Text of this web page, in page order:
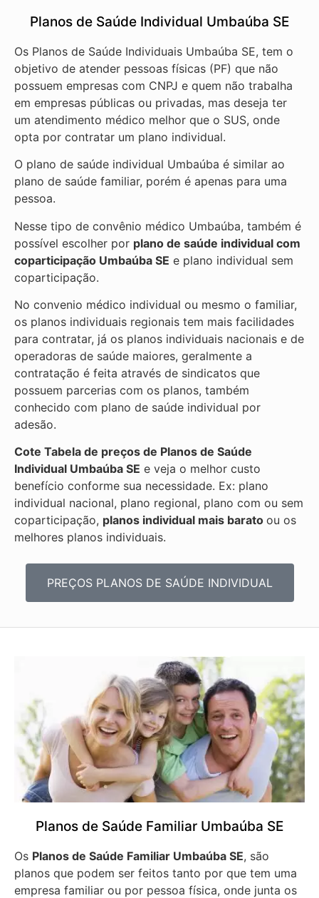
Planos de Saúde Individual Umbaúba SE
Os Planos de Saúde Individuais Umbaúba SE, tem o
objetivo de atender pessoas físicas (PF) que não
possuem empresas com CNPJ e quem não trabalha
em empresas públicas ou privadas, mas deseja ter
um atendimento médico melhor que o SUS, onde
opta por contratar um plano individual.
O plano de saúde individual Umbaúba é similar ao
plano de saúde familiar, porém é apenas para uma
pessoa.
Nesse tipo de convênio médico Umbaúba, também é
possível escolher por plano de saúde individual com
coparticipação Umbaúba SE e plano individual sem
coparticipação.
No convenio médico individual ou mesmo o familiar,
os planos individuais regionais tem mais facilidades
para contratar, já os planos individuais nacionais e de
operadoras de saúde maiores, geralmente a
contratação é feita através de sindicatos que
possuem parcerias com os planos, também
conhecido com plano de saúde individual por
adesão.
Cote Tabela de preços de Planos de Saúde
Individual Umbaúba SE e veja o melhor custo
benefício conforme sua necessidade. Ex: plano
individual nacional, plano regional, plano com ou sem
coparticipação, planos individual mais barato ou os
melhores planos individuais.
PREÇOS PLANOS DE SAÚDE INDIVIDUAL
Planos de Saúde Familiar Umbaúba SE
Os Planos de Saúde Familiar Umbaúba SE, são
planos que podem ser feitos tanto por que tem uma
empresa familiar ou por pessoa física, onde junta os